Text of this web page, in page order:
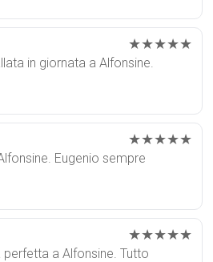
★★★★★
in giornata a Alfonsine.
★★★★★
Eugenio sempre
★★★★★
a Alfonsine. Tutto